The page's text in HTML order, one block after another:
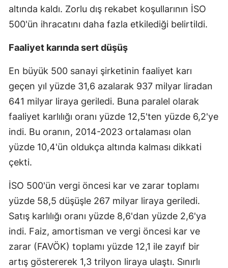
altında kaldı. Zorlu dış rekabet koşullarının İSO
500'ün ihracatını daha fazla etkilediği belirtildi.
Faaliyet karında sert düşüş
En büyük 500 sanayi şirketinin faaliyet karı
geçen yıl yüzde 31,6 azalarak 937 milyar liradan
641 milyar liraya geriledi. Buna paralel olarak
faaliyet karlılığı oranı yüzde 12,5'ten yüzde 6,2'ye
indi. Bu oranın, 2014-2023 ortalaması olan
yüzde 10,4'ün oldukça altında kalması dikkati
çekti.
İSO 500'ün vergi öncesi kar ve zarar toplamı
yüzde 58,5 düşüşle 267 milyar liraya geriledi.
Satış karlılığı oranı yüzde 8,6'dan yüzde 2,6'ya
indi. Faiz, amortisman ve vergi öncesi kar ve
zarar (FAVÖK) toplamı yüzde 12,1 ile zayıf bir
artış göstererek 1,3 trilyon liraya ulaştı. Sınırlı